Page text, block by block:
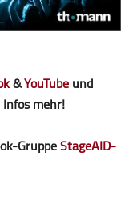
&YouTubeund
mehr!
GruppeStageAID-